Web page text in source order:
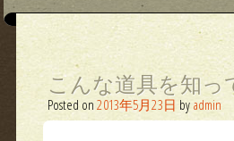
こんな道具を知
Posted on2013年5月23日 by admin